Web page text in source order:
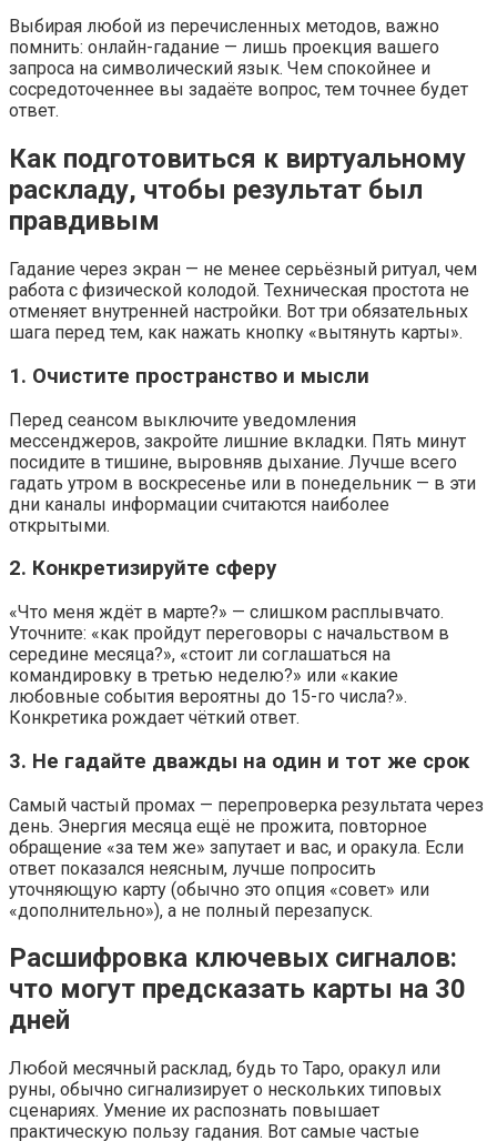
Выбирая любой из перечисленных методов, важно
помнить: онлайн-гадание — лишь проекция вашего
запроса на символический язык. Чем спокойнее и
сосредоточеннее вы задаёте вопрос, тем точнее будет
ответ.
Как подготовиться к виртуальному
раскладу, чтобы результат был
правдивым
Гадание через экран — не менее серьёзный ритуал, чем
работа с физической колодой. Техническая простота не
отменяет внутренней настройки. Вот три обязательных
шага перед тем, как нажать кнопку «вытянуть карты».
1. Очистите пространство и мысли
Перед сеансом выключите уведомления
мессенджеров, закройте лишние вкладки. Пять минут
посидите в тишине, выровняв дыхание. Лучше всего
гадать утром в воскресенье или в понедельник — в эти
дни каналы информации считаются наиболее
открытыми.
2. Конкретизируйте сферу
«Что меня ждёт в марте?» — слишком расплывчато.
Уточните: «как пройдут переговоры с начальством в
середине месяца?», «стоит ли соглашаться на
командировку в третью неделю?» или «какие
любовные события вероятны до 15-го числа?».
Конкретика рождает чёткий ответ.
3. Не гадайте дважды на один и тот же срок
Самый частый промах — перепроверка результата через
день. Энергия месяца ещё не прожита, повторное
обращение «за тем же» запутает и вас, и оракула. Если
ответ показался неясным, лучше попросить
уточняющую карту (обычно это опция «совет» или
«дополнительно»), а не полный перезапуск.
Расшифровка ключевых сигналов:
что могут предсказать карты на 30
дней
Любой месячный расклад, будь то Таро, оракул или
руны, обычно сигнализирует о нескольких типовых
сценариях. Умение их распознать повышает
практическую пользу гадания. Вот самые частые